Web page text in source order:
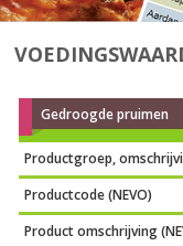
Gedroogde pruimen
Productgroep,
Productcode (NEVO)
Product omschrijving